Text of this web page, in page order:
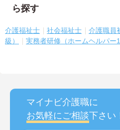
ら探す
介護福祉士 社会福祉士
介護職員
級）
実務者研修（ホームヘルパー1
マイナビ介護職に
お気軽にご相談下さい